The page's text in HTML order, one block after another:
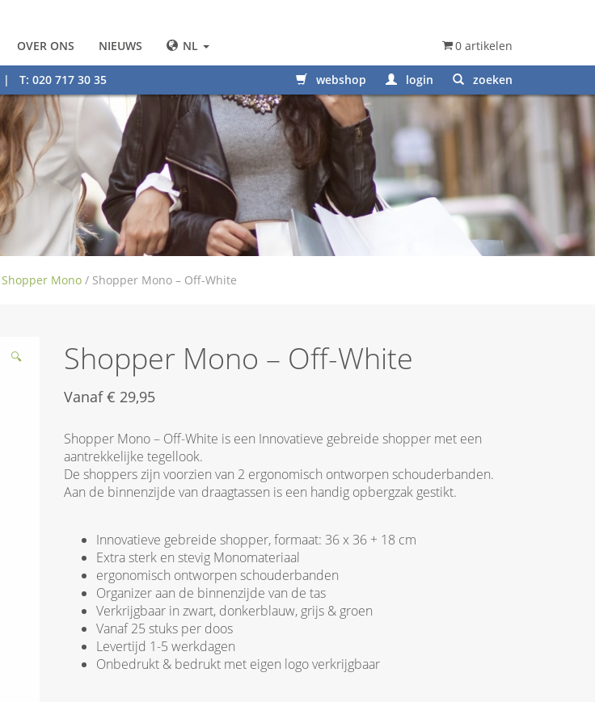
OVER ONS NIEUWS NL 0 artikelen
| T: 020 717 30 35 webshop login zoeken
Shopper Mono / Shopper Mono – Off-White
🔍 Shopper Mono – Off-White
Vanaf€ 29,95
Shopper Mono – Off-White is een Innovatieve gebreide shopper met een
aantrekkelijke tegellook.
De shoppers zijn voorzien van 2 ergonomisch ontworpen schouderbanden.
Aan de binnenzijde van draagtassen is een handig opbergzak gestikt.
Innovatieve gebreide shopper, formaat: 36 x 36 + 18 cm
Extra sterk en stevig Monomateriaal
ergonomisch ontworpen schouderbanden
Organizer aan de binnenzijde van de tas
Verkrijgbaar in zwart, donkerblauw, grijs & groen
Vanaf 25 stuks per doos
Levertijd 1-5 werkdagen
Onbedrukt & bedrukt met eigen logo verkrijgbaar